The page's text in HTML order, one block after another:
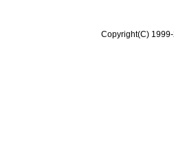
Copyright(C)